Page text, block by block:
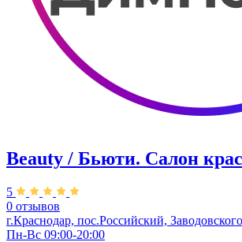
Beauty / Бьюти. Салон
5
0 отзывов
г.Краснодар, пос.Российский,
Пн-Вс 09:00-20:00